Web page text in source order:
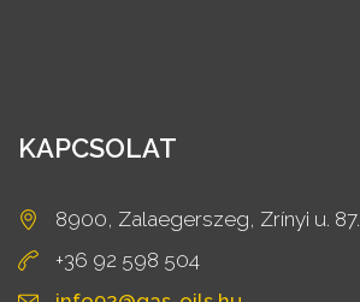
KAPCSOLAT
8900, Zalaegerszeg, Zrínyi u. 87.
+36 92 598 504